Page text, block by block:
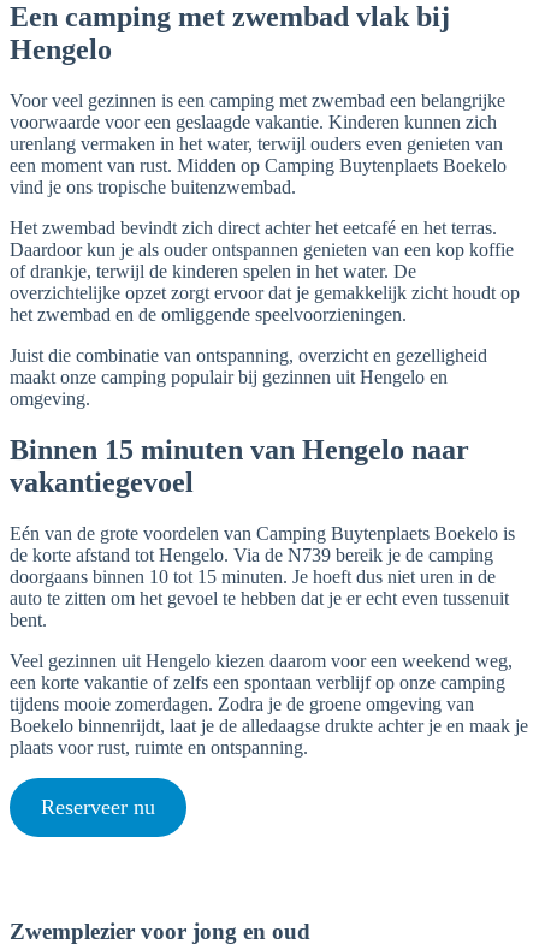
Een camping met zwembad vlak bij
Hengelo
Voor veel gezinnen is een camping met zwembad een belangrijke
voorwaarde voor een geslaagde vakantie. Kinderen kunnen zich
urenlang vermaken in het water, terwijl ouders even genieten van
een moment van rust. Midden op Camping Buytenplaets Boekelo
vind je ons tropische buitenzwembad.
Het zwembad bevindt zich direct achter het eetcafé en het terras.
Daardoor kun je als ouder ontspannen genieten van een kop koffie
of drankje, terwijl de kinderen spelen in het water. De
overzichtelijke opzet zorgt ervoor dat je gemakkelijk zicht houdt op
het zwembad en de omliggende speelvoorzieningen.
Juist die combinatie van ontspanning, overzicht en gezelligheid
maakt onze camping populair bij gezinnen uit Hengelo en
omgeving.
Binnen 15 minuten van Hengelo naar
vakantiegevoel
Eén van de grote voordelen van Camping Buytenplaets Boekelo is
de korte afstand tot Hengelo. Via de N739 bereik je de camping
doorgaans binnen 10 tot 15 minuten. Je hoeft dus niet uren in de
auto te zitten om het gevoel te hebben dat je er echt even tussenuit
bent.
Veel gezinnen uit Hengelo kiezen daarom voor een weekend weg,
een korte vakantie of zelfs een spontaan verblijf op onze camping
tijdens mooie zomerdagen. Zodra je de groene omgeving van
Boekelo binnenrijdt, laat je de alledaagse drukte achter je en maak je
plaats voor rust, ruimte en ontspanning.
Reserveer nu
Zwemplezier voor jong en oud